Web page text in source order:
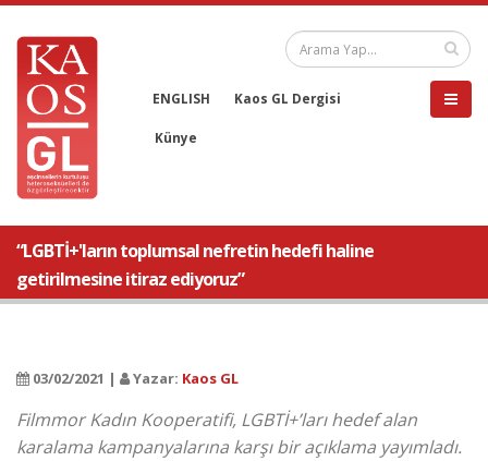
ENGLISH Kaos GL Dergisi
Künye
“LGBTİ+'ların toplumsal nefretin hedefi haline
getirilmesine itiraz ediyoruz”
03/02/2021 | Yazar: Kaos GL
Filmmor Kadın Kooperatifi, LGBTİ+’ları hedef alan
karalama kampanyalarına karşı bir açıklama yayımladı.